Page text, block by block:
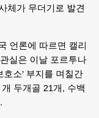
체가 무더기로 발견
언론에 따르면 캘리
실은 이날 포르투나
호소' 부지를 며칠간
두개골 21개, 수백